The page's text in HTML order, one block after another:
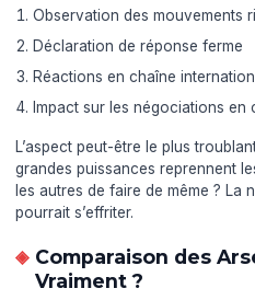
Observation des mouvements
Déclaration de réponse ferme
Réactions en chaîne
Impact sur les négociations en
L’aspect peut-être le plus
grandes puissances reprennent
les autres de faire de même ? La
pourrait s’effriter.
Comparaison des
Vraiment ?